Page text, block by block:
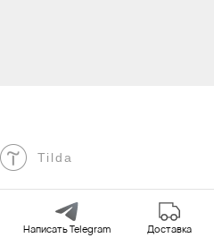
Написать Telegram Доставка
Tilda